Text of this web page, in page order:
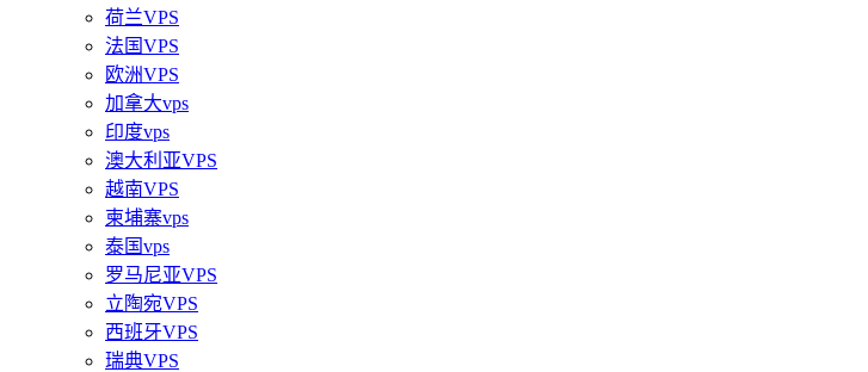
荷兰VPS
法国VPS
欧洲VPS
加拿大vps
印度vps
澳大利亚VPS
越南VPS
柬埔寨vps
泰国vps
罗马尼亚VPS
立陶宛VPS
西班牙VPS
瑞典VPS